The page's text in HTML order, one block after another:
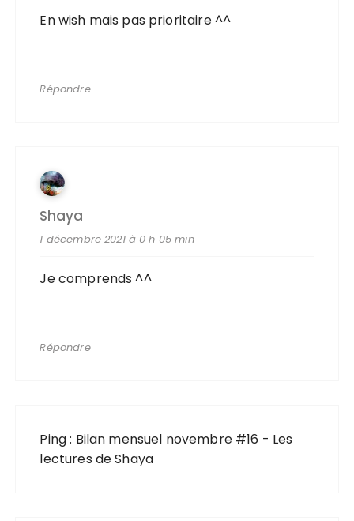
En wish mais pas prioritaire ^^
Répondre
Shaya
1 décembre 2021 à 0 h 05 min
Je comprends ^^
Répondre
Ping : Bilan mensuel novembre #16 - Les
lectures de Shaya